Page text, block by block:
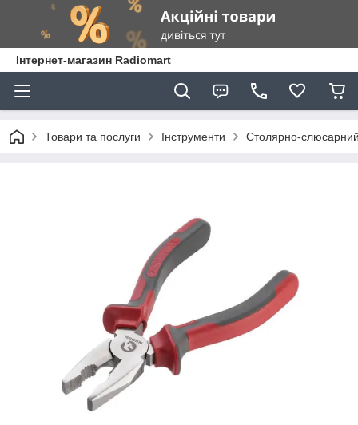
Інтернет-магазин Radiomart
Товари та послуги Інструменти Столярно-